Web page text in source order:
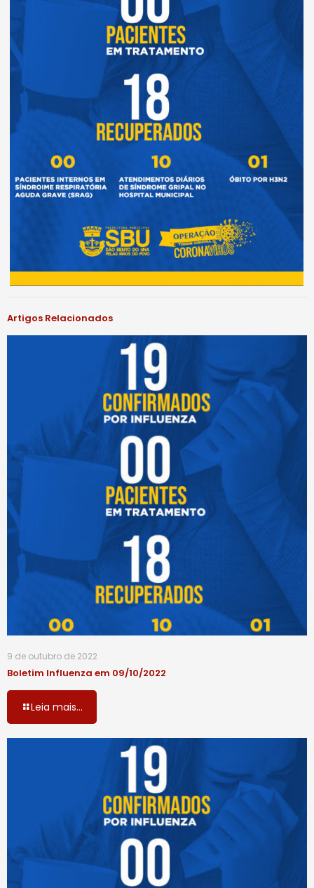
Artigos Relacionados
9 de outubro de 2022
Boletim Influenza em 09/10/2022
Leia mais...